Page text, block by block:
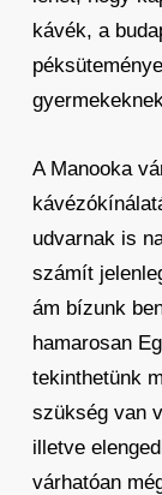
kávék, a
A Manooka
udvarnak is
számít
ám bízunk
hamarosan
tekinthetünk
szükség van
illetve
várhatóan